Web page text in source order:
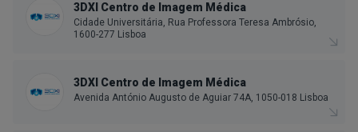
3DXI Centro de Imagem Médica
Cidade Universitária, Rua Professora Teresa Ambrósio,
1600-277 Lisboa
3DXI Centro de Imagem Médica
Avenida António Augusto de Aguiar 74A, 1050-018 Lisboa